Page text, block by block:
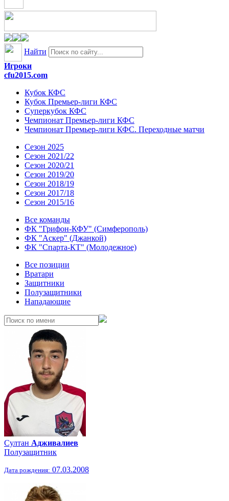
Найти
Игроки
cfu2015.com
Кубок КФС
Кубок Премьер-лиги КФС
Суперкубок КФС
Чемпионат Премьер-лиги КФС
Чемпионат Премьер-лиги КФС. Переходные матчи
Сезон 2025
Сезон 2021/22
Сезон 2020/21
Сезон 2019/20
Сезон 2018/19
Сезон 2017/18
Сезон 2015/16
Все команды
ФК "Грифон-КФУ" (Симферополь)
ФК "Аскер" (Джанкой)
ФК "Спарта-КТ" (Молодежное)
Все позиции
Вратари
Защитники
Полузащитники
Нападающие
Султан Адживалиев
Полузащитник
Дата рождения: 07.03.2008